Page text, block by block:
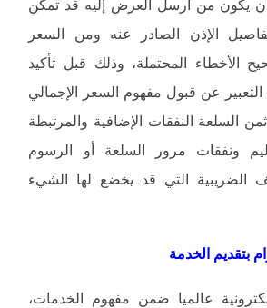
أن يكون من أرسل العرض إليه قد تمكن
الإذن الصادر عنه ومن السعر
الأخطاء المحتملة، وذلك قبل تأكيد
التعبير عن قبول مفهوم السعر الإجمالي
السلعة النفقات الإضافية والمرتبطة
ونفقات مرور السلعة أو الرسوم
الضريبية التي قد يخضع لها الشيء
بتقديم الخدمة
عالميا ضمن مفهوم الخدمات،